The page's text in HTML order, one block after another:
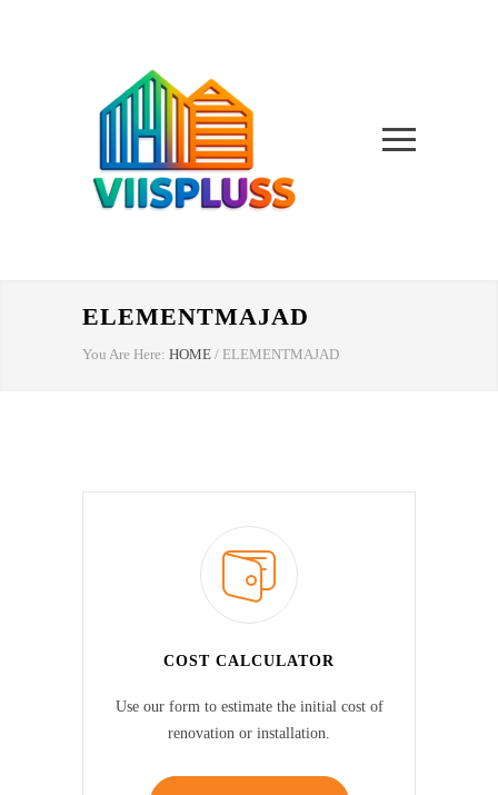
ELEMENTMAJAD
You Are Here: HOME / ELEMENTMAJAD
COST CALCULATOR
Use our form to estimate the initial cost of
renovation or installation.